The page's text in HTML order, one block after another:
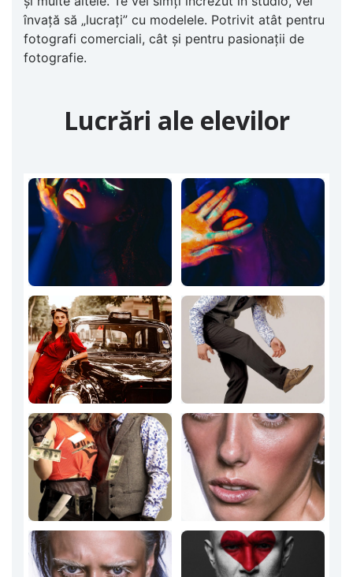
învață să „lucrați” cu modelele. Potrivit atât pentru
fotografi comerciali, cât și pentru pasionații de
fotografie.
Lucrări ale elevilor